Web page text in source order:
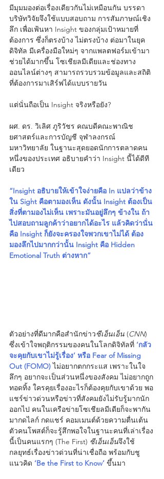
มีมุมมองต่อเรื่องเดียวกันไม่เหมือนกัน บรรดา
บริษัทวิจัยจึงใช้แบบสอบถาม การสัมภาษณ์เชิง
ลึก เพื่อเฟ้นหา Insight ของกลุ่มเป้าหมายที่
ต้องการ ซึ่งก็ตรงบ้าง ไม่ตรงบ้าง ต่อมาในยุค
ดิจิทัล มีเครื่องมือใหม่ๆ จากแพลตฟอร์มเข้ามา
ช่วยได้มากขึ้น โซเชียลมีเดียและช่องทาง
ออนไลน์ต่างๆ สามารถรวบรวมข้อมูลและสถิติ
ที่ต้องการมาเสิร์ฟได้แบบรายวัน
แต่นั่นถือเป็น Insight จริงหรือยัง?
ผศ. ดร. วิเลิศ ภูริวัชร คณบดีคณะพาณิช
ยศาสตร์และการบัญชี จุฬาลงกรณ์
มหาวิทยาลัย ในฐานะสุดยอดนักการตลาดคน
หนึ่งของประเทศ อธิบายคำว่า Insight นี้ได้ดีที
เดียว
“Insight อธิบายให้เข้าใจง่ายคือ In แปลว่าข้าง
ใน Sight คือตามองเห็น ดังนั้น Insight ต้องเป็น
สิ่งที่ตามองไม่เห็น เพราะมันอยู่ลึกๆ ข้างใน ถ้า
ไปสอบถามลูกค้าว่าอยากได้อะไร แล้วคิดว่านั่น
คือ Insight ก็ยังจะครองใจพวกเขาไม่ได้ ต้อง
มองลึกไปมากกว่านั้น Insight คือ Hidden
Emotional Truth ต่างหาก”
ตัวอย่างที่ดีมากคือสำนักข่าวซีเอ็นเอ็น (CNN)
ซึ่งเข้าใจพฤติกรรมของคนในโลกดิจิทัลที่ ‘กลัว
จะคุยกับเขาไม่รู้เรื่อง’ หรือ Fear of Missing
Out (FOMO) ไม่อยากตกกระแส เพราะในใจ
ลึกๆ อยากจะเป็นส่วนหนึ่งของสังคม ไม่อยากถูก
ทอดทิ้ง ใครคุยเรื่องอะไรก็ต้องคุยกับเขาด้วย พอ
แชร์ข่าวด่วนหรือข่าวที่สังคมยังไม่รับรู้มากนัก
ออกไป คนในเครือข่ายโซเชียลมีเดียก็จะพากัน
มากดไลก์ กดแชร์ คอมเมนต์ด้วยความตื่นเต้น
ตัวคนโพสต์ก็จะรู้สึกพอใจในฐานะคนที่เล่าเรื่อง
นี้เป็นคนแรกๆ (The First) ซีเอ็นเอ็นจึงใช้
กลยุทธ์เรื่องข่าวด่วนที่น่าเชื่อถือ พร้อมกับชู
แนวคิด ‘Be the First to Know’ ขึ้นมา